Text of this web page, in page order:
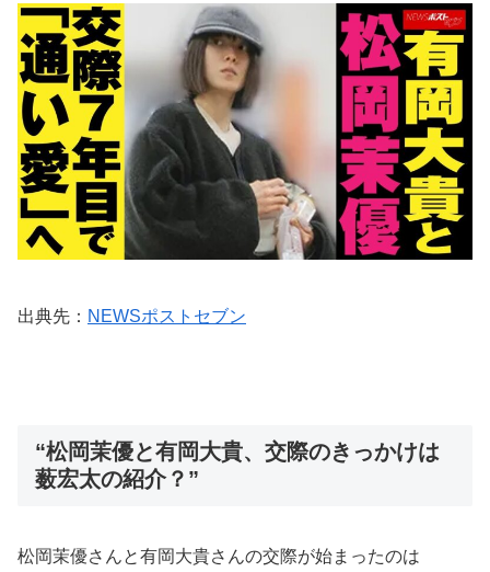
出典先： NEWSポストセブン
“松岡茉優と有岡大貴、交際のきっかけは
薮宏太の紹介？”
松岡茉優さんと有岡大貴さんの交際が始まったのは